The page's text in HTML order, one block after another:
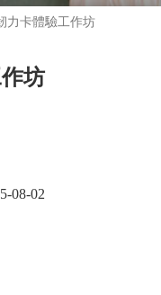
力卡體驗工作坊
坊
08-02